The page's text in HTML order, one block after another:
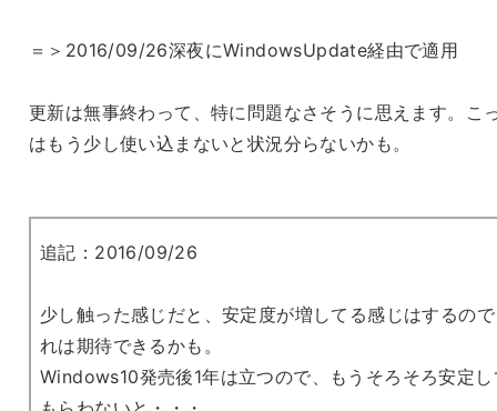
＝＞2016/09/26深夜にWindowsUpdate経由で適用
更新は無事終わって、特に問題なさそうに思えます。こ
はもう少し使い込まないと状況分らないかも。
追記：2016/09/26
少し触った感じだと、安定度が増してる感じはするの
れは期待できるかも。
Windows10発売後1年は立つので、もうそろそろ安定し